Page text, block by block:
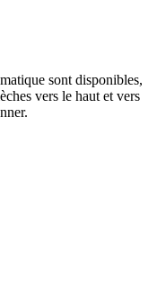
sont disponibles,
vers le haut et vers